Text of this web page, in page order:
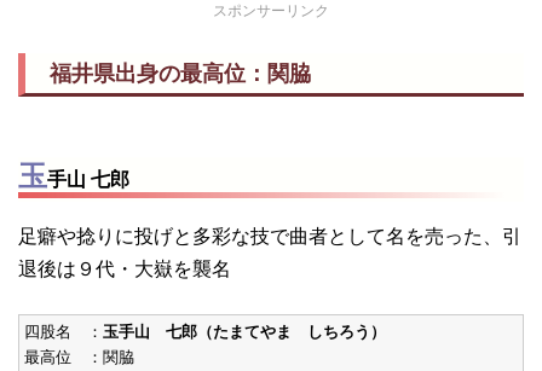
スポンサーリンク
福井県出身の最高位：関脇
玉手山 七郎
足癖や捻りに投げと多彩な技で曲者として名を売った、引
退後は９代・大嶽を襲名
四股名 ：玉手山 七郎（たまてやま しちろう）
最高位 ：関脇